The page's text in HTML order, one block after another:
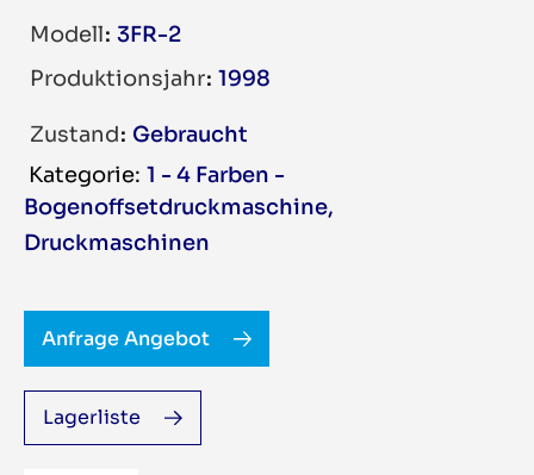
Modell 3FR-2
Produktionsjahr 1998
Zustand Gebraucht
1 - 4 Farben -
Bogenoffsetdruckmaschine
,
Druckmaschinen
Anfrage Angebot
Lagerliste